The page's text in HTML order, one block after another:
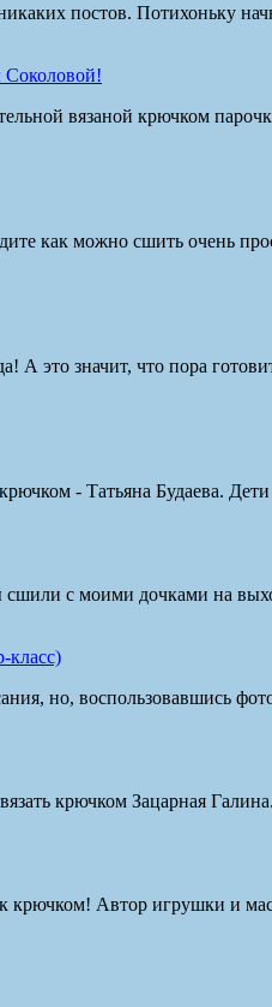
постов. Потихоньку
Соколовой!
вязаной крючком
как можно сшить очень
А это значит, что пора
- Татьяна Будаева.
сшили с моими дочками на
класс)
но, воспользовавшись
крючком Зацарная
Автор игрушки и